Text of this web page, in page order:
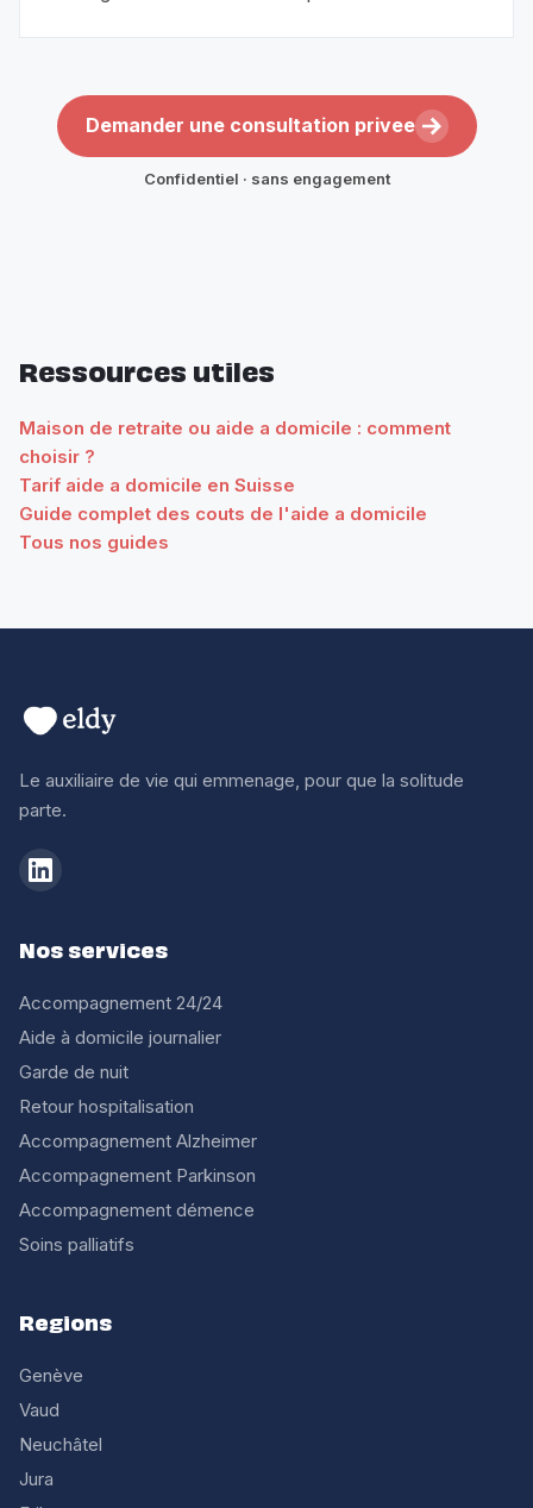
Demander une consultation privee
Confidentiel · sans engagement
Ressources utiles
Maison de retraite ou aide a domicile : comment
choisir ?
Tarif aide a domicile en Suisse
Guide complet des couts de l'aide a domicile
Tous nos guides
Le auxiliaire de vie qui emmenage, pour que la solitude
parte.
Nos services
Accompagnement 24/24
Aide à domicile journalier
Garde de nuit
Retour hospitalisation
Accompagnement Alzheimer
Accompagnement Parkinson
Accompagnement démence
Soins palliatifs
Regions
Genève
Vaud
Neuchâtel
Jura